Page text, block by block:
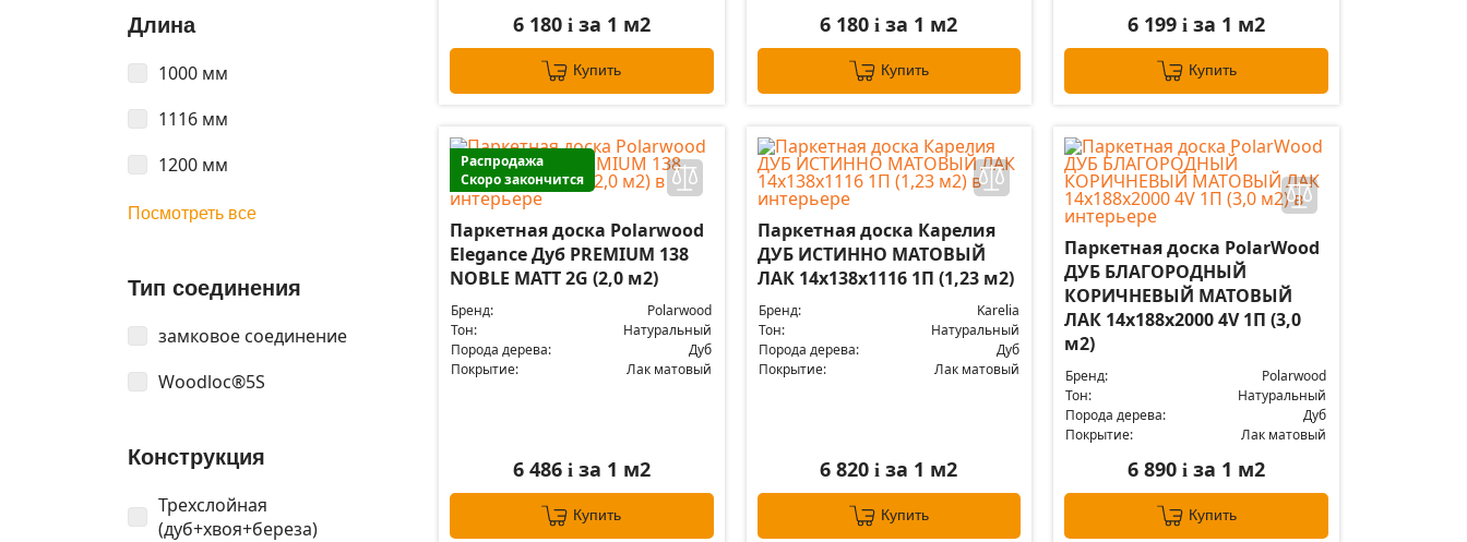
Длина
1000 мм
1116 мм
1200 мм
Посмотреть все
Тип соединения
замковое соединение
Woodloc®5S
Конструкция
Трехслойная
(дуб+хвоя+береза)
6 180 iза 1 м2
Купить
6 180i за 1 м2
Купить
6 199i за 1 м2
Купить
Распродажа
Скоро закончится
Паркетная доска Polarwood
Elegance Дуб PREMIUM 138
NOBLE MATT 2G (2,0 м2)
Бренд:
Polarwood
Тон:
Натуральный
Порода дерева:
Дуб
Покрытие:
Лак матовый
6 486 iза 1 м2
Купить
Паркетная доска Карелия
ДУБ ИСТИННО МАТОВЫЙ
ЛАК 14x138x1116 1П (1,23 м2)
Бренд:
Karelia
Тон:
Натуральный
Порода дерева:
Дуб
Покрытие:
Лак матовый
6 820i за 1 м2
Купить
Паркетная доска PolarWood
ДУБ БЛАГОРОДНЫЙ
КОРИЧНЕВЫЙ МАТОВЫЙ
ЛАК 14x188x2000 4V 1П (3,0
м2)
Бренд:
Polarwood
Тон:
Натуральный
Порода дерева:
Дуб
Покрытие:
Лак матовый
6 890i за 1 м2
Купить